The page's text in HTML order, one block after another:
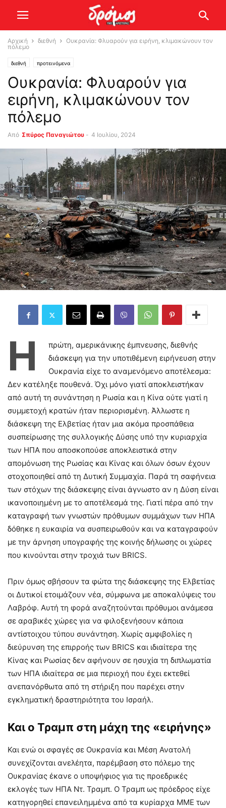
Αρχική διεθνή
Ουκρανία: Φλυαρούν για ειρήνη, κλιμακώνουν τον
πόλεμο
διεθνή προτεινόμενα
Ουκρανία: Φλυαρούν για
ειρήνη, κλιμακώνουν τον
πόλεμο
Από Σπύρος Παναγιώτου - 4 Ιουλίου, 2024
Η
πρώτη, αμερικάνικης έμπνευσης, διεθνής
διάσκεψη για την υποτιθέμενη ειρήνευση στην
Ουκρανία είχε το αναμενόμενο αποτέλεσμα:
Δεν κατέληξε πουθενά. Όχι μόνο γιατί αποκλειστήκαν
από αυτή τη συνάντηση η Ρωσία και η Κίνα ούτε γιατί η
συμμετοχή κρατών ήταν περιορισμένη. Άλλωστε η
διάσκεψη της Ελβετίας ήταν μια ακόμα προσπάθεια
συσπείρωσης της συλλογικής Δύσης υπό την κυριαρχία
των ΗΠΑ που αποσκοπούσε αποκλειστικά στην
απομόνωση της Ρωσίας και Κίνας και όλων όσων έχουν
στοχοποιηθεί από τη Δυτική Συμμαχία. Παρά τη σαφήνεια
των στόχων της διάσκεψης είναι άγνωστο αν η Δύση είναι
ικανοποιημένη με το αποτέλεσμά της. Γιατί πέρα από την
καταγραφή των γνωστών πρόθυμων συμμάχων των ΗΠΑ
δόθηκε η ευκαιρία να συσπειρωθούν και να καταγραφούν
με την άρνηση υπογραφής της κοινής δήλωσης οι χώρες
που κινούνται στην τροχιά των BRICS.
Πριν όμως σβήσουν τα φώτα της διάσκεψης της Ελβετίας
οι Δυτικοί ετοιμάζουν νέα, σύμφωνα με αποκαλύψεις του
Λαβρόφ. Αυτή τη φορά αναζητούνται πρόθυμοι ανάμεσα
σε αραβικές χώρες για να φιλοξενήσουν κάποια
αντίστοιχου τύπου συνάντηση. Χωρίς αμφιβολίες η
διεύρυνση της επιρροής των BRICS και ιδιαίτερα της
Κίνας και Ρωσίας δεν αφήνουν σε ησυχία τη διπλωματία
των ΗΠΑ ιδιαίτερα σε μια περιοχή που έχει εκτεθεί
ανεπανόρθωτα από τη στήριξη που παρέχει στην
εγκληματική δραστηριότητα του Ισραήλ.
Και ο Τραμπ στη μάχη της «ειρήνης»
Και ενώ οι σφαγές σε Ουκρανία και Μέση Ανατολή
συνεχίζονται ανελέητα, παρέμβαση στο πόλεμο της
Ουκρανίας έκανε ο υποψήφιος για τις προεδρικές
εκλογές των ΗΠΑ Ντ. Τραμπ. Ο Τραμπ ως πρόεδρος είχε
κατηγορηθεί επανειλημμένα από τα κυρίαρχα ΜΜΕ των